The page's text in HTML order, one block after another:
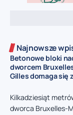
Najnowsze
Betonowe bloki
dworcem
Gilles domaga się
Kilkadziesiąt
dworca Bruxelles-